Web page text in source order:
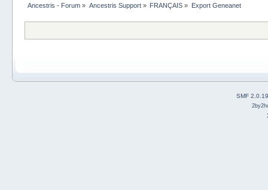
Ancestris - Forum » Ancestris Support» FRANÇAIS » Export Geneanet
SMF 2.0.19